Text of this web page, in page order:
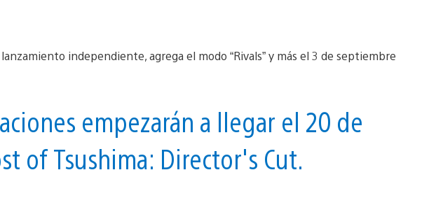
empezarán a llegar el 20 de
of Tsushima: Director's Cut.